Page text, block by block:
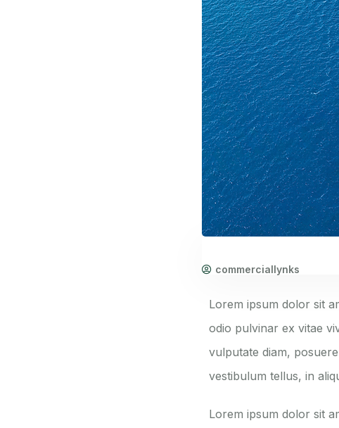
commerciallynks
Lorem ipsum dolor sit
odio pulvinar ex vitae
vulputate diam,
vestibulum tellus, in
Lorem ipsum dolor sit